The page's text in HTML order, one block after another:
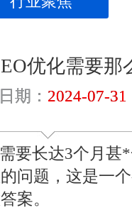
优化需要那
期： 2024-07-31
要长达3个月甚
问题，这是一
案。